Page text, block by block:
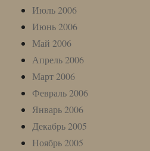
Июль 2006
Июнь 2006
Май 2006
Апрель 2006
Март 2006
Февраль 2006
Январь 2006
Декабрь 2005
Ноябрь 2005